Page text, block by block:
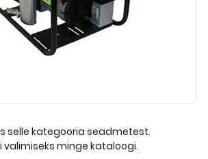
selle kategooria seadmetest.
valimiseks minge kataloogi.